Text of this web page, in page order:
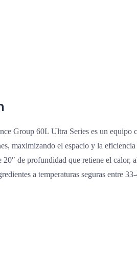
Group 60L Ultra Series es un equipo
maximizando el espacio y la
20″ de profundidad que retiene el calor,
a temperaturas seguras entre